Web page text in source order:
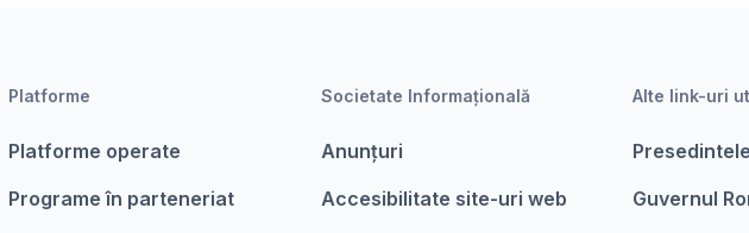
Platforme
Platforme operate
Programe în parteneriat
Societate Informațională
Anunțuri
Accesibilitate site-uri web
Alte link-uri
Guvernul